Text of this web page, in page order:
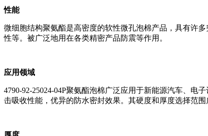
性能
微细胞结构聚氨酯是高密度的软性微孔泡棉产品，具有许
性等。被广泛地用在各类精密产品防震等作用。
应用领域
4790-92-25024-04P聚氨酯泡棉广泛应用于新能源汽车、
击吸收性能，优异的防水密封效果。其硬度和厚度选择范